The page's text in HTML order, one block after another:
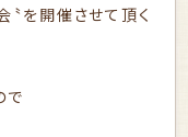
を開催させて頂く
で